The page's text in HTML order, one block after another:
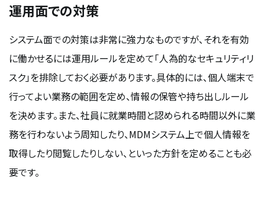
運用面での対策
システム面での対策は非常に強力なものですが、それを有効
に働かせるには運用ルールを定めて「人為的なセキュリティリ
スク」を排除しておく必要があります。具体的には、個人端末で
行ってよい業務の範囲を定め、情報の保管や持ち出しルール
を決めます。また、社員に就業時間と認められる時間以外に業
務を行わないよう周知したり、MDMシステム上で個人情報を
取得したり閲覧したりしない、といった方針を定めることも必
要です。